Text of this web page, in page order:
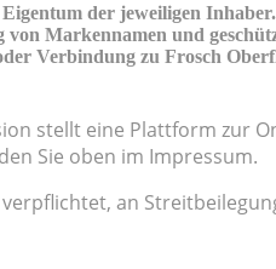
der jeweiligen
Markennamen und
Verbindung zu Frosch
stellt eine Plattform zur
Sie oben im Impressum.
an